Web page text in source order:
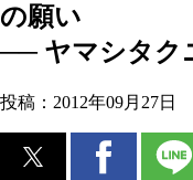
の願い
── ヤマシタク
投稿： 2012年09月27日